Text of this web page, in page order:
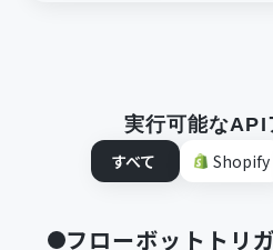
実行可能なAPI
すべて
Shopify
フローボットトリ